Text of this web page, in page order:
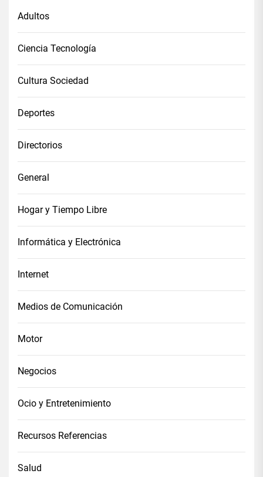
Adultos
Ciencia Tecnología
Cultura Sociedad
Deportes
Directorios
General
Hogar y Tiempo Libre
Informática y Electrónica
Internet
Medios de Comunicación
Motor
Negocios
Ocio y Entretenimiento
Recursos Referencias
Salud